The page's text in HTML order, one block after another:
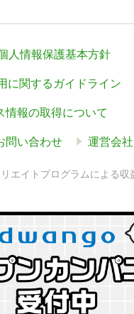
人情報保護基本方針
に関するガイドライン
情報の取得について
問い合わせ 運営会社
エイトプログラムによる収